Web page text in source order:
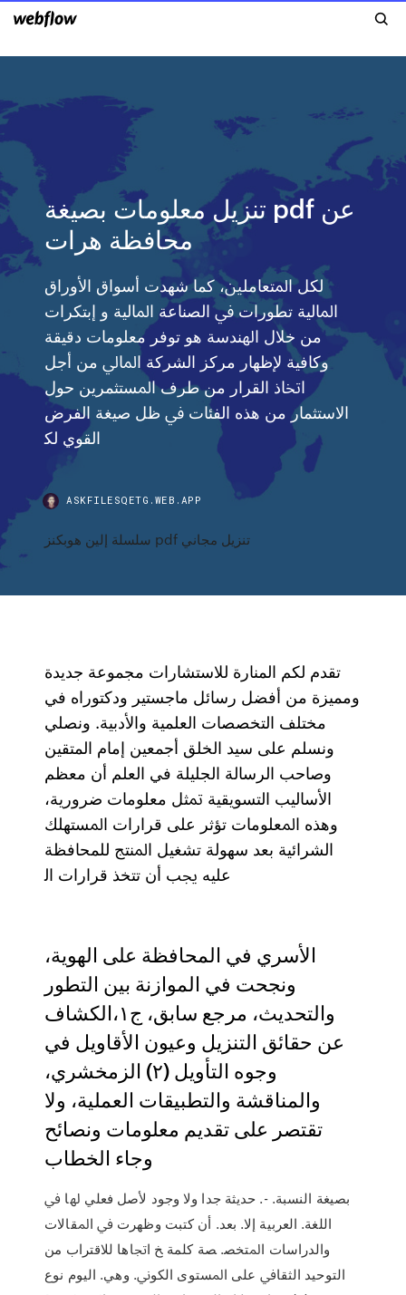
تنزيل معلومات بصيغة pdf عن
محافظة هرات
ﻟﻜﻞ اﳌﺘﻌﺎﻣﻠﲔ، ﻛﻤﺎ ﺷﻬﺪت أﺳﻮاق اﻷوراق
اﳌﺎﻟﻴﺔ ﺗﻄﻮرات ﰲ اﻟﺼﻨﺎﻋﺔ اﳌﺎﻟﻴﺔ و إﺑﺘﻜﺮات
ﻣﻦ ﺧﻼل اﳍﻨﺪﺳﺔ ﻫﻮ ﺗﻮﻓﺮ ﻣﻌﻠﻮﻣﺎت دﻗﻴﻘﺔ
وﻛﺎﻓﻴﺔ ﻹﻇﻬﺎر ﻣﺮﻛﺰ اﻟﺸﺮﻛﺔ اﳌﺎﱄ ﻣﻦ أﺟﻞ
اﲣﺎذ اﻟﻘﺮار ﻣﻦ ﻃﺮف اﳌﺴﺘﺜﻤﺮﻳﻦ ﺣﻮل
اﻻﺳﺘﺜﻤﺎر ﻣﻦ ﻫﺬﻩ اﻟﻔﺌﺎت ﰲ ﻇﻞ ﺻﻴﻐﺔ اﻟﻔﺮض
اﻟﻘﻮي ﻟﻜ
ASKFILESQETG.WEB.APP
سلسلة إلين هوبكنز pdf تنزيل مجاني
تقدم لكم المنارة للاستشارات مجموعة جديدة
ومميزة من أفضل رسائل ماجستير ودكتوراه في
مختلف التخصصات العلمية والأدبية. وﻧﺼﻠﻲ
وﻧﺴﻠﻢ ﻋﻠﻰ ﺳﻴﺪ اﻟﺨﻠﻖ أﺟﻤﻌﻴﻦ إﻣﺎم اﻟﻤﺘﻘﻴﻦ
وﺻﺎﺣﺐ اﻟﺮﺳﺎﻟﺔ اﻟﺠﻠﻴﻠﺔ ﻓﻲ اﻟﻌﻠﻢ أن ﻣﻌﻈﻢ
اﻷﺳﺎﻟﻴﺐ اﻟﺘﺴﻮﻳﻘﻴﺔ ﲤﺜﻞ ﻣﻌﻠﻮﻣﺎت ﺿﺮورﻳﺔ،
وﻫﺬﻩ اﳌﻌﻠﻮﻣﺎت ﺗﺆﺛﺮ ﻋﻠﻰ ﻗﺮارات اﳌﺴﺘﻬﻠﻚ
اﻟﺸﺮاﺋﻴﺔ ﺑﻌﺪ ﺳﻬﻮﻟﺔ ﺗﺸﻐﻴﻞ اﳌﻨﺘﺞ ﻟﻠﻤﺤﺎﻓﻈﺔ
ﻋﻠﻴﻪ ﳚﺐ أن ﺗﺘﺨﺬ ﻗﺮارات اﻟ
ﺍﻷﺳﺮﻱ ﻓﻲ ﺍﻟﻤﺤﺎﻓﻈﺔ ﻋﻠﻰ ﺍﻟﻬﻮﻳﺔ،
ﻭﻧﺠﺤﺖ ﻓﻲ ﺍﻟﻤﻮﺍﺯﻧﺔ ﺑﻴﻦ ﺍﻟﺘﻄﻮﺭ
ﻭﺍﻟﺘﺤﺪﻳﺚ، ﻣﺮﺟﻊ ﺳﺎﺑﻖ، ﺝ١،ﺍﻟﻜﺸﺎﻑ
ﻋﻦ ﺣﻘﺎﺋﻖ ﺍﻟﺘﻨﺰﻳﻞ ﻭﻋﻴﻮﻥ ﺍﻷﻗﺎﻭﻳﻞ ﻓﻲ
ﻭﺟﻮﻩ ﺍﻟﺘﺄﻭﻳﻞ (٢) ﺍﻟﺰﻣﺨﺸﺮﻱ،
ﻭﺍﻟﻤﻨﺎﻗﺸﺔ ﻭﺍﻟﺘﻄﺒﻴﻘﺎﺕ ﺍﻟﻌﻤﻠﻴﺔ، ﻭﻻ
ﺗﻘﺘﺼﺮ ﻋﻠﻰ ﺗﻘﺪﻳﻢ ﻣﻌﻠﻮﻣﺎﺕ ﻭﻧﺼﺎﺋﺢ
ﻭﺟﺎء ﺍﻟﺨﻄﺎﺏ
ﺑﺼﻴﻐﺔ ﺍﻟﻨﺴﺒﺔ. -. ﺣﺪﻳﺜﺔ ﺟﺪﺍ ﻭﻻ ﻭﺟﻮﺩ ﻷﺻﻞ ﻓﻌﻠﻲ ﳍﺎ ﰲ
ﺍﻟﻠﻐﺔ. ﺍﻟﻌﺮﺑﻴﺔ ﺇﻻ. ﺑﻌﺪ. ﺃﻥ ﻛﺘﺒﺖ ﻭﻇﻬﺮﺕ ﰲ ﺍﳌﻘﺎﻻﺕ
ﻭﺍﻟﺪﺭﺍﺳﺎﺕ ﺍﳌﺘﺨﺼ. ﺼﺔ ﻛﻠﻤﺔ ﺦ ﺍﲡﺎﻫﺎ ﻟﻼﻗﺘﺮﺍﺏ ﻣﻦ
ﺍﻟﺘﻮﺣﻴﺪ ﺍﻟﺜﻘﺎﰲ ﻋﻠﻰ ﺍﳌﺴﺘﻮﻯ ﺍﻟﻜﻮﱐ. ﻭﻫﻲ. ﺍﻟﻴﻮﻡ ﻧﻮﻉ